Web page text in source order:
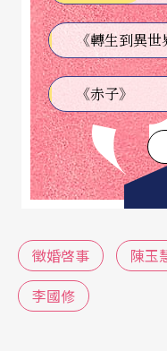
因爲他們各有或大
結。
這一團千千結，有
虛，旁觀者是實。
謂「演戲的瘋，看
虛與實的分際，偏
作人員是「虛」。「
《徵婚啓事》一劇
劇團團員旁觀徵婚人
《赤子》
徵婚啓事 陳玉
李國修